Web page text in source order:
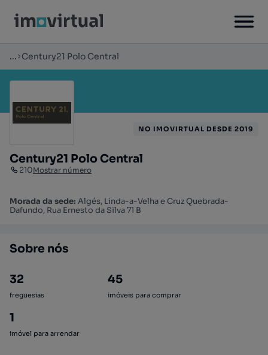
... Century21 Polo Central
Century21 Polo Central
210Mostrar número
Morada da sede: Algés, Linda-a-Velha e Cruz Quebrada-
Dafundo, Rua Ernesto da Silva 71 B
NO IMOVIRTUAL DESDE 2019
Sobre nós
32
freguesias
45
imóveis para comprar
1
imóvel para arrendar